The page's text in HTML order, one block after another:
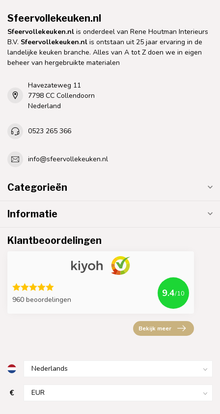
Sfeervollekeuken.nl
Sfeervollekeuken.nl is onderdeel van Rene Houtman Interieurs
B.V. Sfeervollekeuken.nl is ontstaan uit 25 jaar ervaring in de
landelijke keuken branche. Alles van A tot Z doen we in eigen
beheer van hergebruikte materialen
Havezateweg 11
7798 CC Collendoorn
Nederland
0523 265 366
info@sfeervollekeuken.nl
Categorieën
Informatie
Klantbeoordelingen
960 beoordelingen
9.4/10
Bekijk meer
€